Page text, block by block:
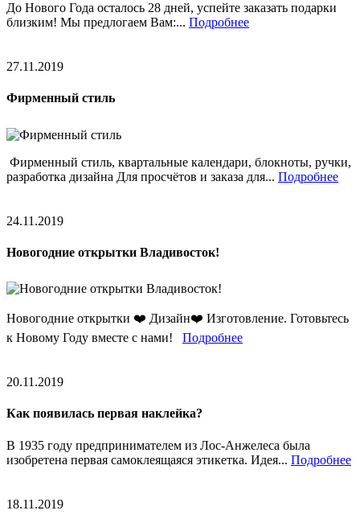
До Нового Года осталось 28 дней, успейте заказать подарки
близким! Мы предлогаем Вам:... Подробнее
27.11.2019
Фирменный стиль
Фирменный стиль, квартальные календари, блокноты, ручки,
разработка дизайна Для просчётов и заказа для... Подробнее
24.11.2019
Новогодние открытки Владивосток!
Новогодние открытки ❤️ Дизайн❤️ Изготовление. Готовьтесь
к Новому Году вместе с нами! Подробнее
20.11.2019
Как появилась первая наклейка?
В 1935 году предпринимателем из Лос-Анжелеса была
изобретена первая самоклеящаяся этикетка. Идея... Подробнее
18.11.2019